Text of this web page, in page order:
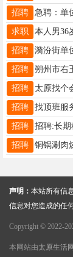
招聘
求职
招聘
招聘
招聘 太原找个
招聘
招聘
招聘
声明： 本站所有信
信息对您造成的任
Copyright © 2022-
本网站由太原生活网